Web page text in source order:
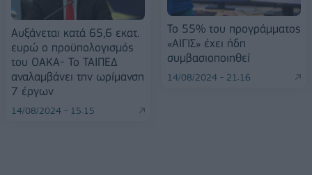
Αυξάνεται κατά 65,6 εκατ.
ευρώ ο προϋπολογισμός
του ΟΑΚΑ- Το ΤΑΙΠΕΔ
αναλαμβάνει την ωρίμανση
7 έργων
14/08/2024 - 15:15
Το 55% του προγράμματος
«ΑΙΓΙΣ» έχει ήδη
συμβασιοποιηθεί
14/08/2024 - 21:16